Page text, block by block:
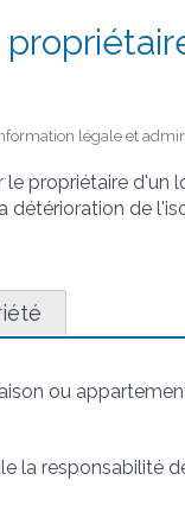
légale et
le propriétaire
détérioration de
ou
la responsabilité